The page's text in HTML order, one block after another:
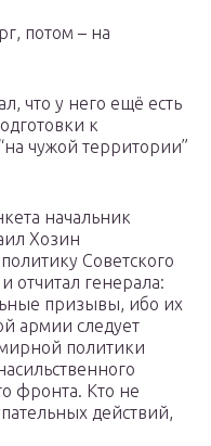
потом – на
что у него ещё есть
к
чужой территории”
начальник
Хозин
Советского
отчитал генерала:
призывы, ибо их
армии следует
политики
фронта. Кто не
действий,